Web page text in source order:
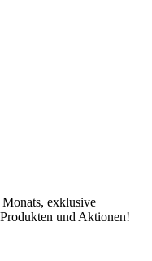
exklusive
und Aktionen!